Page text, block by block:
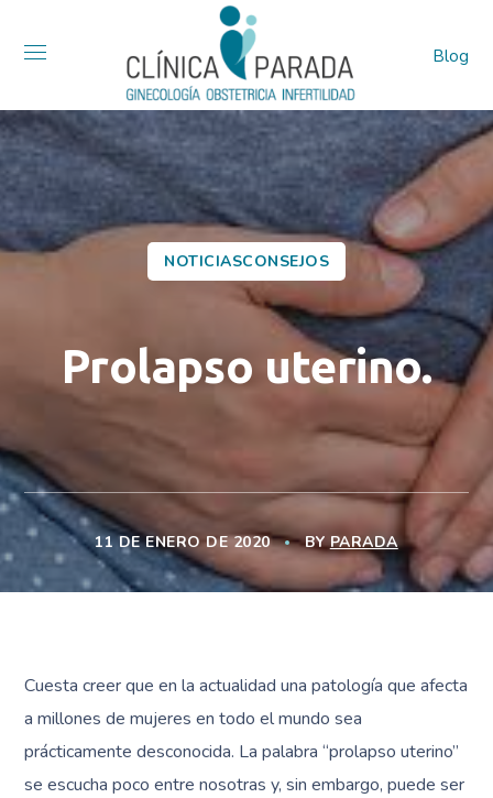
Blog
NOTICIASCONSEJOS
Prolapso uterino.
11 DE ENERO DE 2020 BYPARADA
Cuesta creer que en la actualidad una patología que afecta
a millones de mujeres en todo el mundo sea
prácticamente desconocida. La palabra “prolapso uterino”
se escucha poco entre nosotras y, sin embargo, puede ser